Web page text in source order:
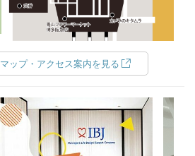
マップ・アクセス案内を見る